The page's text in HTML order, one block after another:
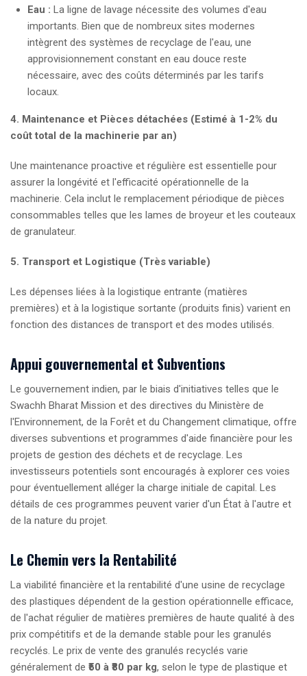
Eau : La ligne de lavage nécessite des volumes d'eau
importants. Bien que de nombreux sites modernes
intègrent des systèmes de recyclage de l'eau, une
approvisionnement constant en eau douce reste
nécessaire, avec des coûts déterminés par les tarifs
locaux.
4. Maintenance et Pièces détachées (Estimé à 1-2% du
coût total de la machinerie par an)
Une maintenance proactive et régulière est essentielle pour
assurer la longévité et l'efficacité opérationnelle de la
machinerie. Cela inclut le remplacement périodique de pièces
consommables telles que les lames de broyeur et les couteaux
de granulateur.
5. Transport et Logistique (Très variable)
Les dépenses liées à la logistique entrante (matières
premières) et à la logistique sortante (produits finis) varient en
fonction des distances de transport et des modes utilisés.
Appui gouvernemental et Subventions
Le gouvernement indien, par le biais d'initiatives telles que le
Swachh Bharat Mission et des directives du Ministère de
l'Environnement, de la Forêt et du Changement climatique, offre
diverses subventions et programmes d'aide financière pour les
projets de gestion des déchets et de recyclage. Les
investisseurs potentiels sont encouragés à explorer ces voies
pour éventuellement alléger la charge initiale de capital. Les
détails de ces programmes peuvent varier d'un État à l'autre et
de la nature du projet.
Le Chemin vers la Rentabilité
La viabilité financière et la rentabilité d'une usine de recyclage
des plastiques dépendent de la gestion opérationnelle efficace,
de l'achat régulier de matières premières de haute qualité à des
prix compétitifs et de la demande stable pour les granulés
recyclés. Le prix de vente des granulés recyclés varie
généralement de ₹50 à ₹80 par kg, selon le type de plastique et